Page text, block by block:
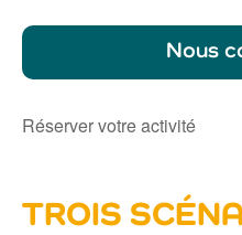
Nous
Réserver votre activité
TROIS